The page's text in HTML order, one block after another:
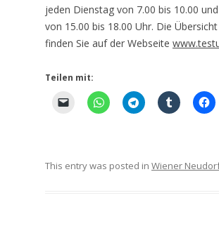
jeden Dienstag von 7.00 bis 10.00
von 15.00 bis 18.00 Uhr. Die
finden Sie auf der Webseite
Teilen mit:
This entry was posted in Wiener